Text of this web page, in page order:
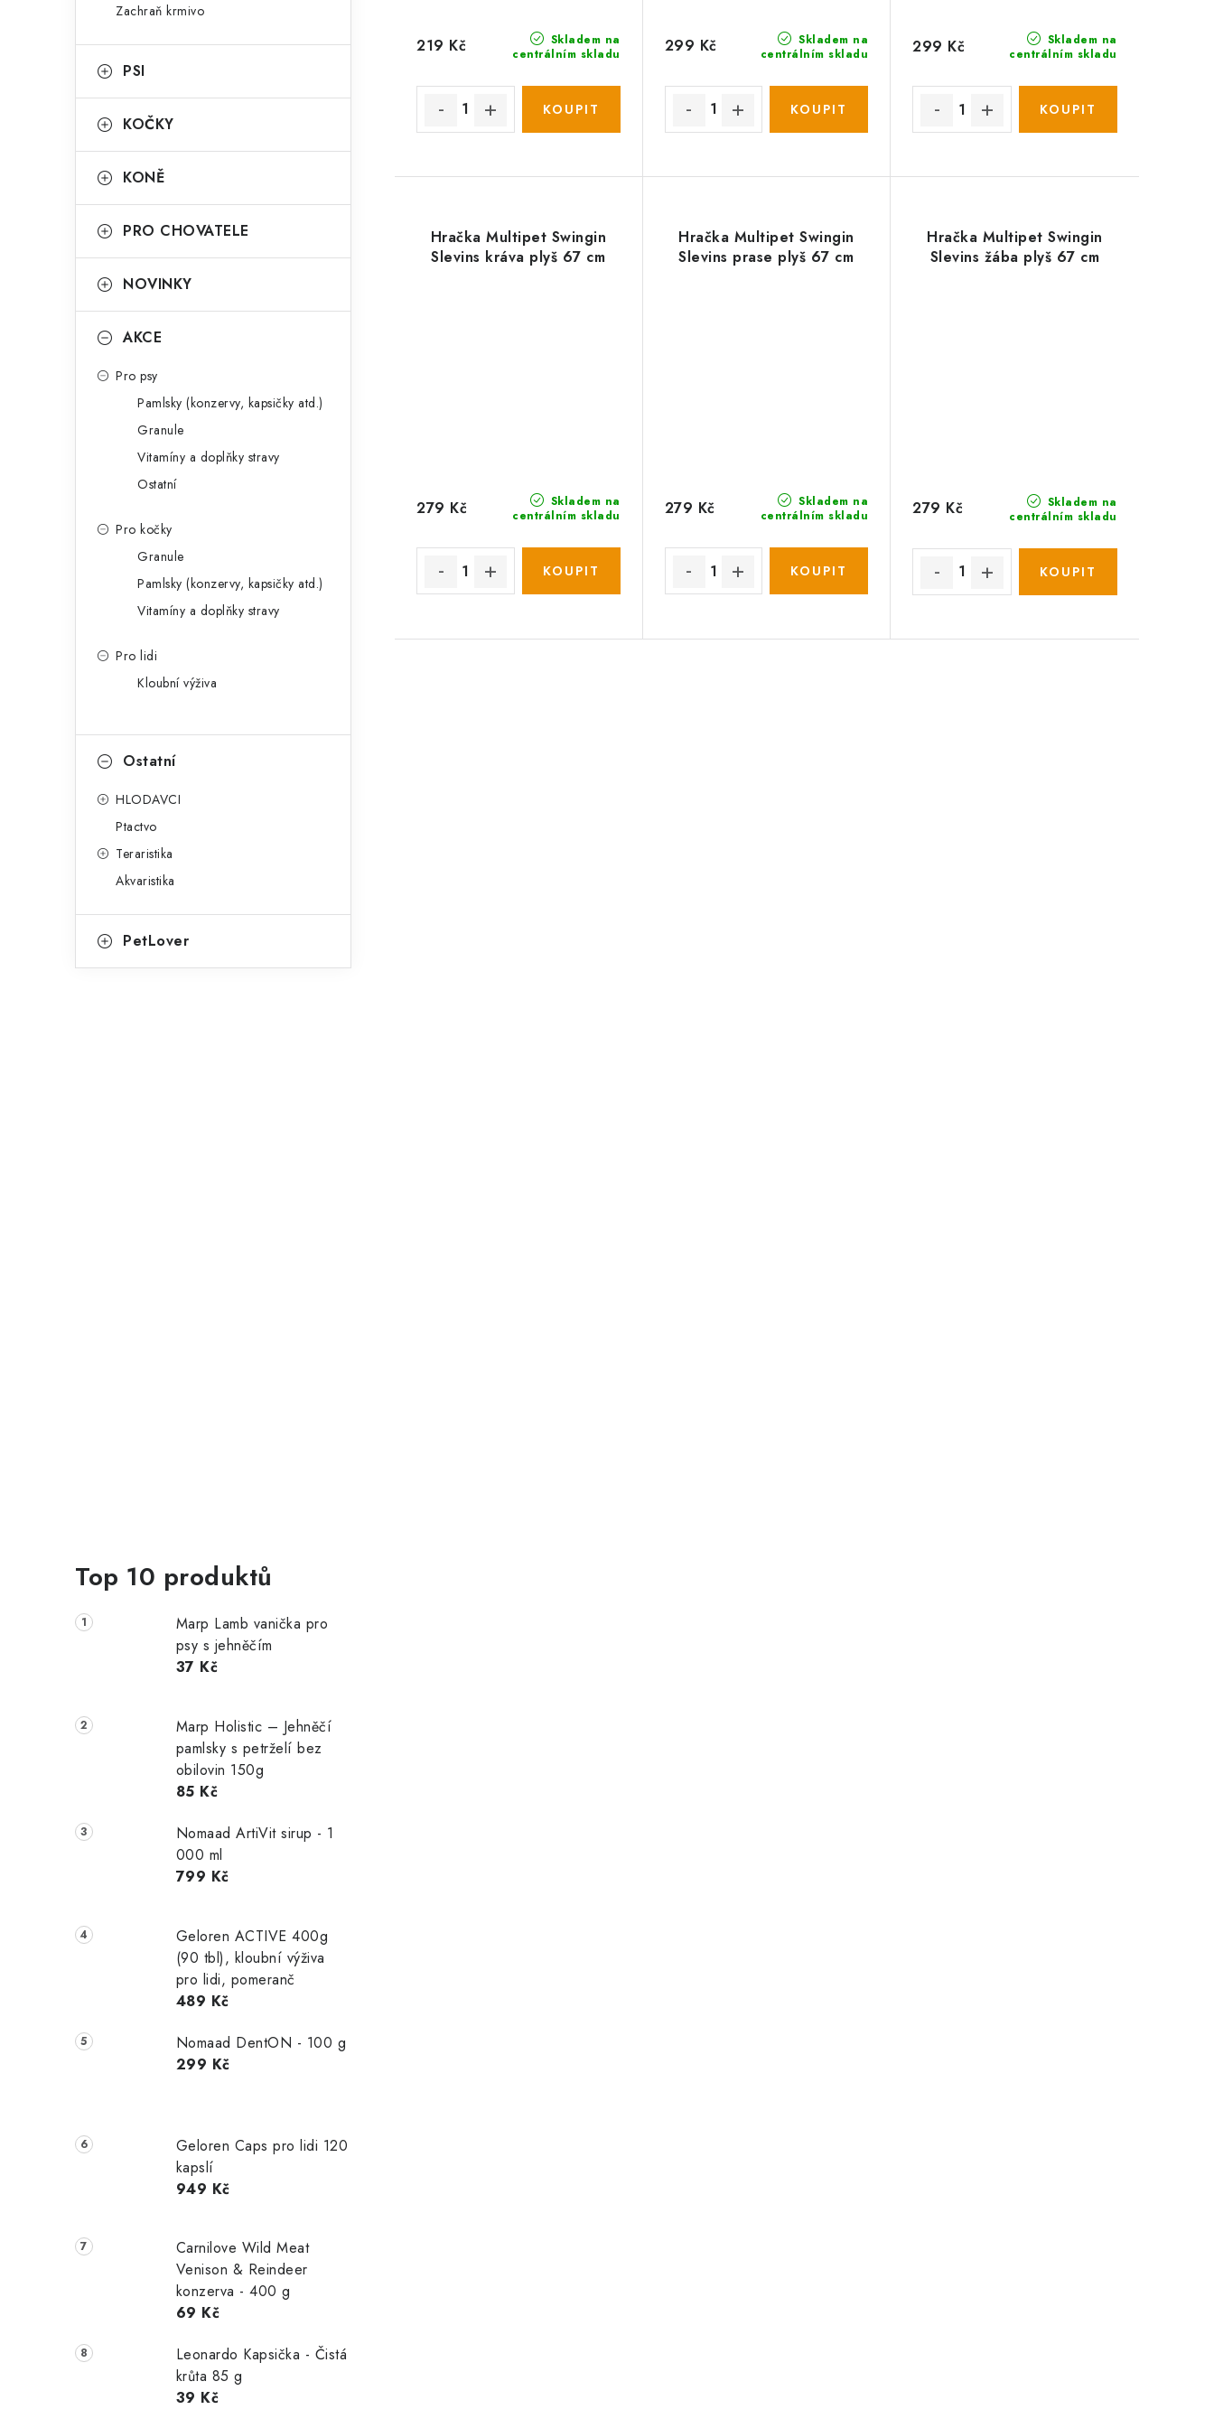
e
o
e
Zachraň krmivo
PSI
KOČKY
KONĚ
PRO CHOVATELE
NOVINKY
AKCE
Pro psy
Pamlsky (konzervy, kapsičky atd.)
Granule
Vitamíny a doplňky stravy
Ostatní
Pro kočky
Granule
Pamlsky (konzervy, kapsičky atd.)
Vitamíny a doplňky stravy
Pro lidi
Kloubní výživa
Ostatní
HLODAVCI
Ptactvo
Teraristika
Akvaristika
PetLover
Top 10 produktů
Marp Lamb vanička pro
psy s jehněčím
37 Kč
Marp Holistic – Jehněčí
pamlsky s petrželí bez
obilovin 150g
85 Kč
Nomaad ArtiVit sirup - 1
000 ml
799 Kč
Geloren ACTIVE 400g
(90 tbl), kloubní výživa
pro lidi, pomeranč
489 Kč
Nomaad DentON - 100 g
299 Kč
Geloren Caps pro lidi 120
kapslí
949 Kč
Carnilove Wild Meat
Venison & Reindeer
konzerva - 400 g
69 Kč
Leonardo Kapsička - Čistá
krůta 85 g
39 Kč
k
t
ů
Skladem na
centrálním skladu
219 Kč
Skladem na
centrálním skladu
299 Kč
Skladem na
centrálním skladu
299 Kč
Hračka Multipet Swingin
Slevins kráva plyš 67 cm
Skladem na
centrálním skladu
279 Kč
Hračka Multipet Swingin
Slevins prase plyš 67 cm
Skladem na
centrálním skladu
279 Kč
Hračka Multipet Swingin
Slevins žába plyš 67 cm
Skladem na
centrálním skladu
279 Kč